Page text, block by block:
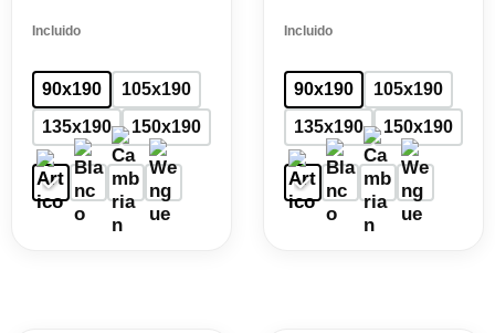
Incluido
90x190
105x190
135x190
150x190
Incluido
90x190
105x190
135x190
150x190